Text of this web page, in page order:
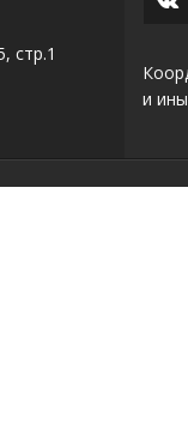
стр.1
и